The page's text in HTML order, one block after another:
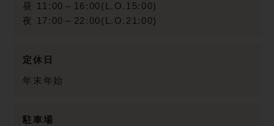
昼 11:00～16:00(L.O.15:00)
夜 17:00～22:00(L.O.21:00)
定休日
年末年始
駐車場